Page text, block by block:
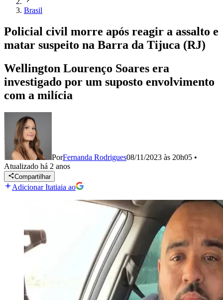
Brasil
Policial civil morre após reagir a assalto e
matar suspeito na Barra da Tijuca (RJ)
Wellington Lourenço Soares era
investigado por um suposto envolvimento
com a milícia
PorFernanda Rodrigues08/11/2023 às 20h05 •
Atualizado há 2 anos
Compartilhar
Adicionar Itatiaia ao